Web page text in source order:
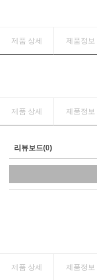
제품 상세 제품정보
제품 상세 제품정보
리뷰보드(0)
제품 상세 제품정보